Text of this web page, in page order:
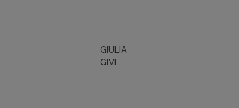
GIULIA
GIVI